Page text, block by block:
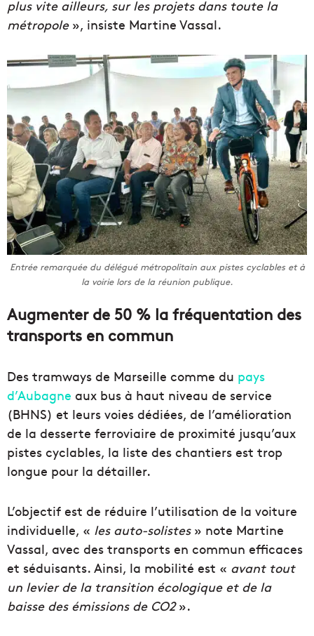
plus vite ailleurs, sur les projets dans toute la
métropole», insiste Martine Vassal.
Entrée remarquée du délégué métropolitain aux pistes cyclables et à
la voirie lors de la réunion publique.
Augmenter de 50 % la fréquentation des
transports en commun
Des tramways de Marseille comme du pays
d’Aubagne aux bus à haut niveau de service
(BHNS) et leurs voies dédiées, de l’amélioration
de la desserte ferroviaire de proximité jusqu’aux
pistes cyclables, la liste des chantiers est trop
longue pour la détailler.
L’objectif est de réduire l’utilisation de la voiture
individuelle, « les auto-solistes» note Martine
Vassal, avec des transports en commun efficaces
et séduisants. Ainsi, la mobilité est « avant tout
un levier de la transition écologique et de la
baisse des émissions de CO2».